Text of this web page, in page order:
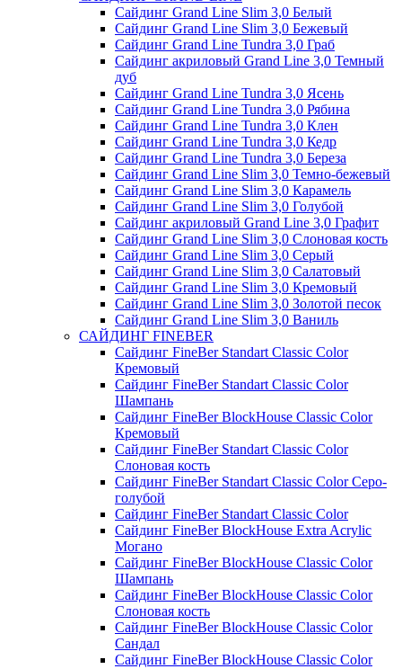
Сайдинг Grand Line Slim 3,0 Белый
Сайдинг Grand Line Slim 3,0 Бежевый
Сайдинг Grand Line Tundra 3,0 Граб
Сайдинг акриловый Grand Line 3,0 Темный
дуб
Сайдинг Grand Line Tundra 3,0 Ясень
Сайдинг Grand Line Tundra 3,0 Рябина
Сайдинг Grand Line Tundra 3,0 Клен
Сайдинг Grand Line Tundra 3,0 Кедр
Сайдинг Grand Line Tundra 3,0 Береза
Сайдинг Grand Line Slim 3,0 Темно-бежевый
Сайдинг Grand Line Slim 3,0 Карамель
Сайдинг Grand Line Slim 3,0 Голубой
Сайдинг акриловый Grand Line 3,0 Графит
Сайдинг Grand Line Slim 3,0 Слоновая кость
Сайдинг Grand Line Slim 3,0 Серый
Сайдинг Grand Line Slim 3,0 Салатовый
Сайдинг Grand Line Slim 3,0 Кремовый
Сайдинг Grand Line Slim 3,0 Золотой песок
Сайдинг Grand Line Slim 3,0 Ваниль
САЙДИНГ FINEBER
Сайдинг FineBer Standart Classic Color
Кремовый
Сайдинг FineBer Standart Classic Color
Шампань
Сайдинг FineBer BlockHouse Classic Color
Кремовый
Сайдинг FineBer Standart Classic Color
Слоновая кость
Сайдинг FineBer Standart Classic Color Серо-
голубой
Сайдинг FineBer Standart Classic Color
Сайдинг FineBer BlockHouse Extra Acrylic
Могано
Сайдинг FineBer BlockHouse Classic Color
Шампань
Сайдинг FineBer BlockHouse Classic Color
Слоновая кость
Сайдинг FineBer BlockHouse Classic Color
Сандал
Сайдинг FineBer BlockHouse Classic Color